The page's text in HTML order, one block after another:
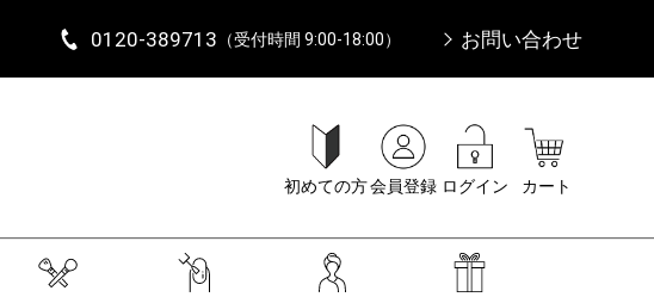
0120-389713 （受付時間 9:00-18:00） お問い合わせ
初めての方会員登録 ログイン カート